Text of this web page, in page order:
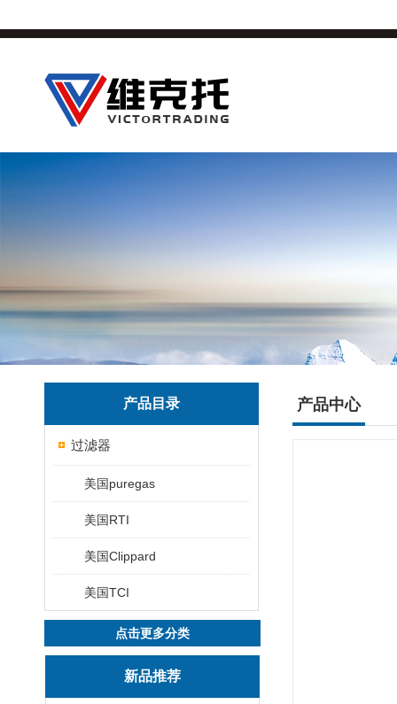
产品目录
过滤器
美国puregas
美国RTI
美国Clippard
美国TCI
点击更多分类
新品推荐
产品中心